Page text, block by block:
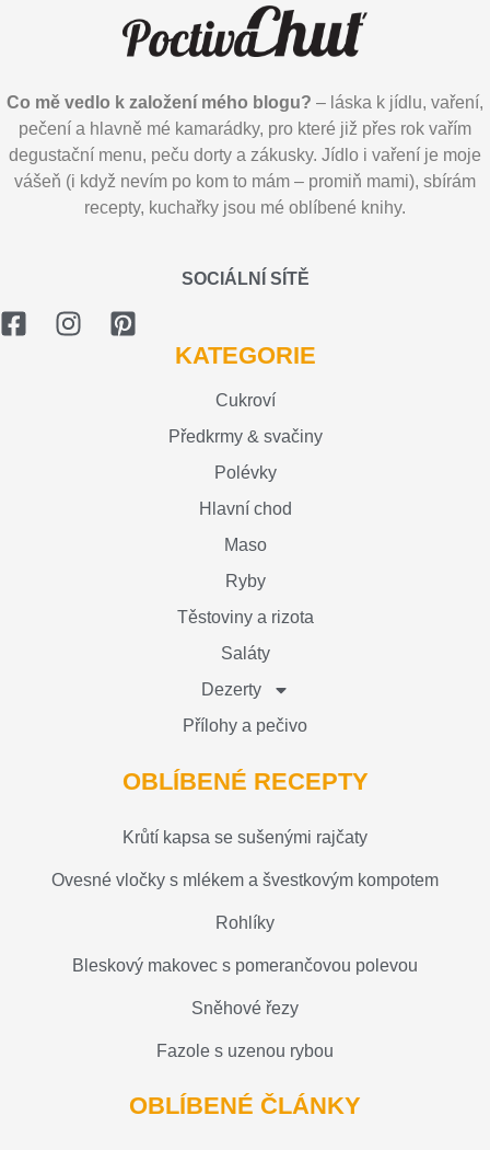
Co mě vedlo k založení mého blogu? – láska k jídlu, vaření,
pečení a hlavně mé kamarádky, pro které již přes rok vařím
degustační menu, peču dorty a zákusky. Jídlo i vaření je moje
vášeň (i když nevím po kom to mám – promiň mami), sbírám
recepty, kuchařky jsou mé oblíbené knihy.
SOCIÁLNÍ SÍTĚ
KATEGORIE
Cukroví
Předkrmy & svačiny
Polévky
Hlavní chod
Maso
Ryby
Těstoviny a rizota
Saláty
Dezerty
Přílohy a pečivo
OBLÍBENÉ RECEPTY
Krůtí kapsa se sušenými rajčaty
Ovesné vločky s mlékem a švestkovým kompotem
Rohlíky
Bleskový makovec s pomerančovou polevou
Sněhové řezy
Fazole s uzenou rybou
OBLÍBENÉ ČLÁNKY